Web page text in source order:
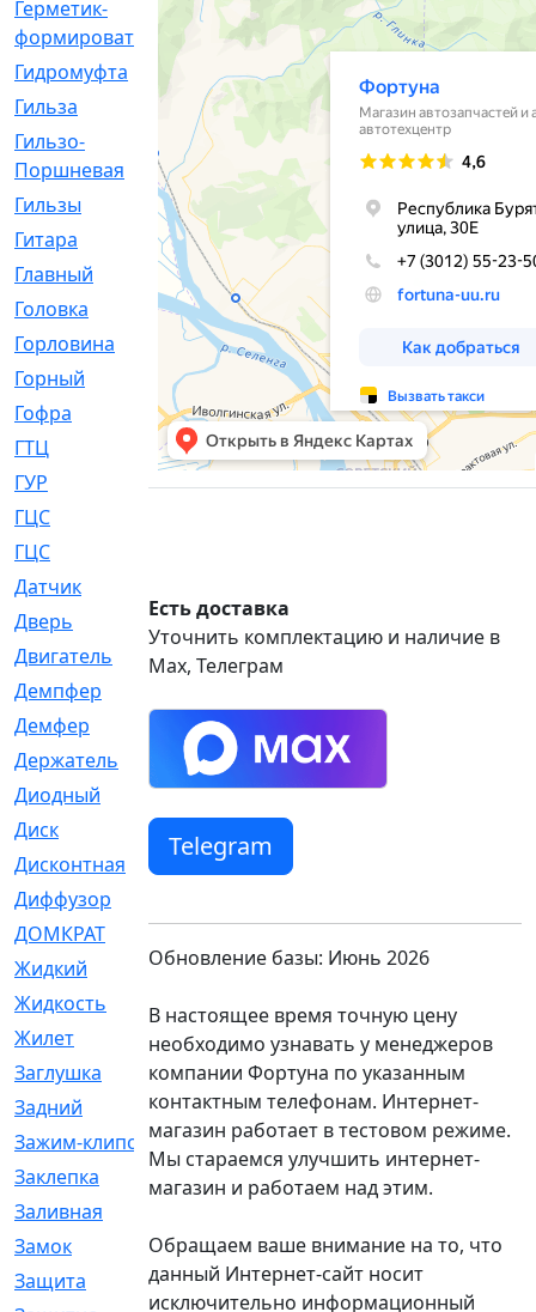
Герметик-
формирователь
[3]
Гидромуфта
[47]
Гильза
[56]
Гильзо-
Поршневая
[13]
Гильзы
[259]
Гитара
[7]
Главный
[29]
Головка
[28]
Горловина
[14]
Горный
Гофра
[86]
ГТЦ
[96]
ГУР
[34]
ГЦC
ГЦС
Датчик
Дверь
[249]
Двигатель
[64]
Демпфер
Демфер
[1]
Держатель
[5]
Диодный
[3]
Диск
Дисконтная
Диффузор
ДОМКРАТ
Жидкий
[5]
Жидкость
Жилет
[1]
Заглушка
[21]
Задний
[528]
Зажим-клипса
[1]
Заклепка
[1]
Заливная
Замок
[12]
Защита
[79]
Есть доставка
Уточнить комплектацию и наличие в
Max, Телеграм
Telegram
Обновление базы: Июнь 2026
В настоящее время точную цену
необходимо узнавать у менеджеров
компании Фортуна по указанным
контактным телефонам. Интернет-
магазин работает в тестовом режиме.
Мы стараемся улучшить интернет-
магазин и работаем над этим.
Обращаем ваше внимание на то, что
данный Интернет-сайт носит
исключительно информационный